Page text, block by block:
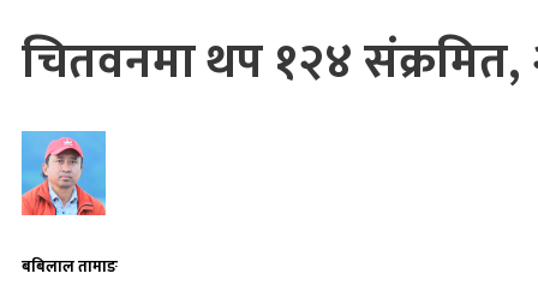
चितवनमा थप १२४
बबिलाल तामाङ